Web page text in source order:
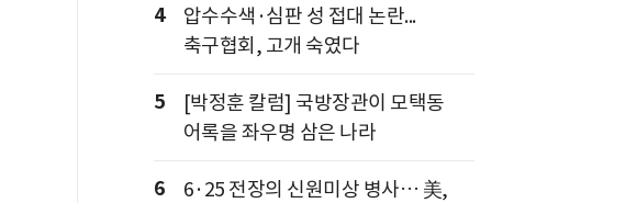
4
압수수색·심판 성 접대 논란...
축구협회, 고개 숙였다
5
[박정훈 칼럼] 국방장관이 모택동
어록을 좌우명 삼은 나라
6
6·25 전장의 신원미상 병사… 美,